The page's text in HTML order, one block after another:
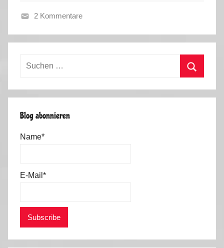
o
0
1
2 Kommentare
Suchen
Blog abonnieren
Name*
E-Mail*